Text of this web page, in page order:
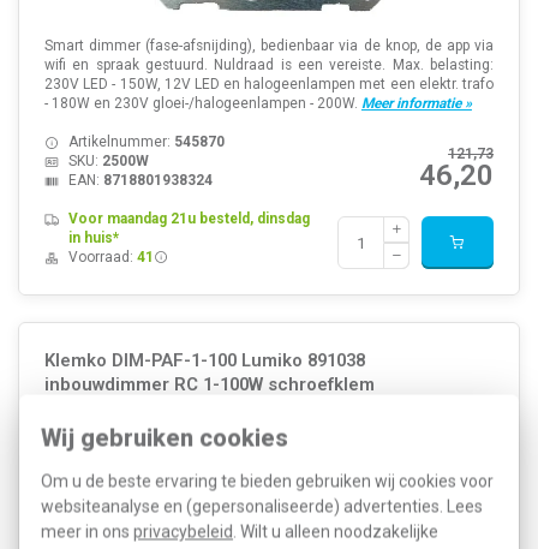
Wij gebruiken cookies
Om u de beste ervaring te bieden gebruiken wij cookies voor
websiteanalyse en (gepersonaliseerde) advertenties. Lees
meer in ons privacybeleid . Wilt u alleen noodzakelijke
Smart dimmer (fase-afsnijding), bedienbaar via de knop, de app via
wifi en spraak gestuurd. Nuldraad is een vereiste. Max. belasting:
230V LED - 150W, 12V LED en halogeenlampen met een elektr. trafo
- 180W en 230V gloei-/halogeenlampen - 200W. Meer informatie »
121,73
46,20
Artikelnummer: 545870
SKU: 2500W
EAN: 8718801938324
Voor maandag 21u besteld, dinsdag
in huis*
Voorraad: 41
Klemko DIM-PAF-1-100 Lumiko 891038
inbouwdimmer RC 1-100W schroefklem